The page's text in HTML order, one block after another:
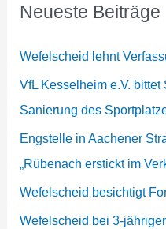
Mainzer
Neueste Beiträge
Wefelscheid lehnt
VfL Kesselheim e.V.
Sanierung des
Engstelle in Aachener
„Rübenach erstickt im
Wefelscheid besichtigt
Wefelscheid bei 3-